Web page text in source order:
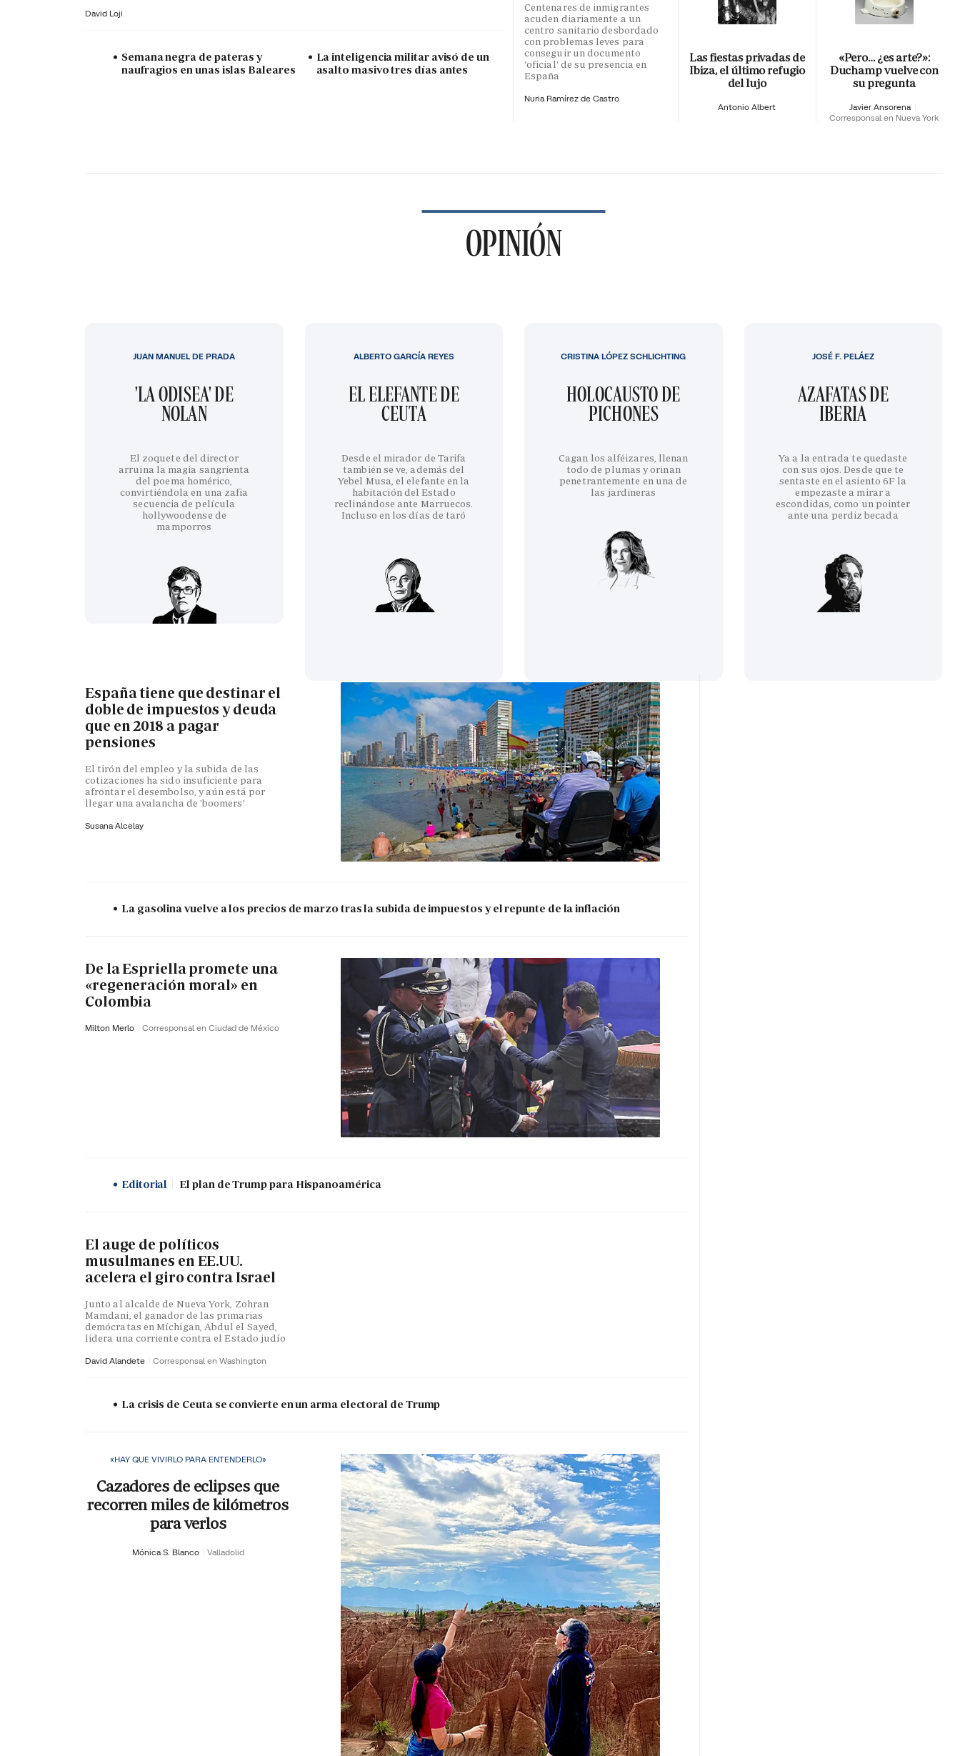
David Loji
Semana negra de pateras y
naufragios en unas islas Baleares
La inteligencia militar avisó de un
asalto masivo tres días antes
Centenares de inmigrantes
acuden diariamente a un
centro sanitario desbordado
con problemas leves para
conseguir un documento
'oficial' de su presencia en
España
Nuria Ramírez de Castro
Las fiestas privadas de
Ibiza, el último refugio
del lujo
Antonio Albert
«Pero… ¿es arte?»:
Duchamp vuelve con
su pregunta
Javier Ansorena
Corresponsal en Nueva York
OPINIÓN
'LA ODISEA' DE
NOLAN
El zoquete del director
arruina la magia sangrienta
del poema homérico,
convirtiéndola en una zafia
secuencia de película
hollywoodense de
mamporros
JUAN MANUEL DE PRADA
EL ELEFANTE DE
CEUTA
Desde el mirador de Tarifa
también se ve, además del
Yebel Musa, el elefante en la
habitación del Estado
reclinándose ante Marruecos.
Incluso en los días de taró
ALBERTO GARCÍA REYES
HOLOCAUSTO DE
PICHONES
Cagan los alféizares, llenan
todo de plumas y orinan
penetrantemente en una de
las jardineras
CRISTINA LÓPEZ SCHLICHTING
AZAFATAS DE
IBERIA
Ya a la entrada te quedaste
con sus ojos. Desde que te
sentaste en el asiento 6F la
empezaste a mirar a
escondidas, como un pointer
ante una perdiz becada
JOSÉ F. PELÁEZ
España tiene que destinar el
doble de impuestos y deuda
que en 2018 a pagar
pensiones
El tirón del empleo y la subida de las
cotizaciones ha sido insuficiente para
afrontar el desembolso, y aún está por
llegar una avalancha de 'boomers'
Susana Alcelay
La gasolina vuelve a los precios de marzo tras la subida de impuestos y el repunte de la inflación
De la Espriella promete una
«regeneración moral» en
Colombia
Milton Merlo Corresponsal en Ciudad de México
Editorial El plan de Trump para Hispanoamérica
El auge de políticos
musulmanes en EE.UU.
acelera el giro contra Israel
Junto al alcalde de Nueva York, Zohran
Mamdani, el ganador de las primarias
demócratas en Míchigan, Abdul el Sayed,
lidera una corriente contra el Estado judío
David Alandete Corresponsal en Washington
La crisis de Ceuta se convierte en un arma electoral de Trump
«HAY QUE VIVIRLO PARA ENTENDERLO»
Cazadores de eclipses que
recorren miles de kilómetros
para verlos
Mónica S. Blanco Valladolid